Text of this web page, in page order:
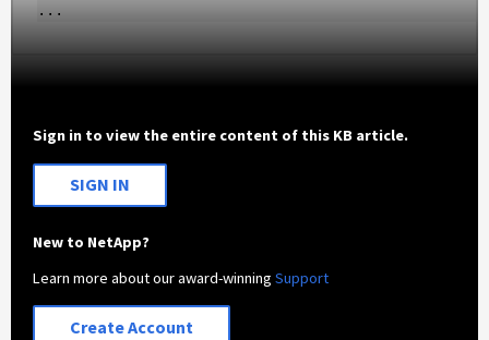
...
Sign in to view the entire content of this KB article.
SIGN IN
New to NetApp?
Learn more about our award-winningSupport
Create Account